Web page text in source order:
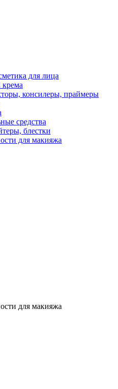
для лица
консилеры, праймеры
средства
блестки
для макияжа
для макияжа